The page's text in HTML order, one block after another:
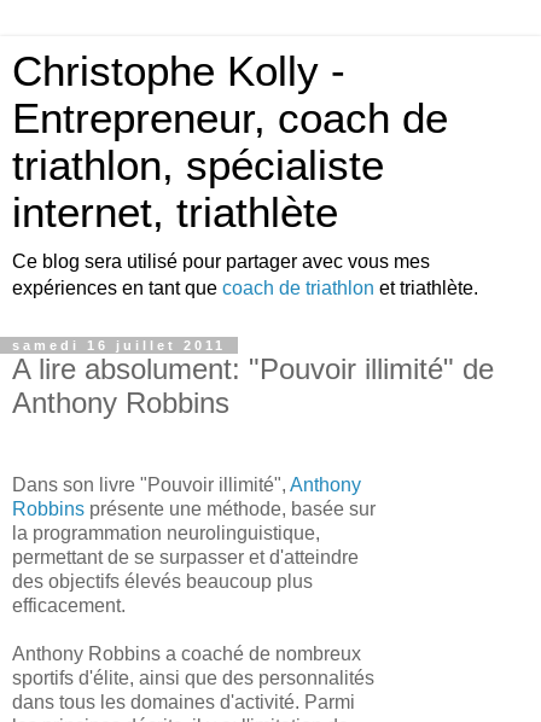
Christophe Kolly -
Entrepreneur, coach de
triathlon, spécialiste
internet, triathlète
Ce blog sera utilisé pour partager avec vous mes
expériences en tant que coach de triathlon et triathlète.
samedi 16 juillet 2011
A lire absolument: "Pouvoir illimité" de
Anthony Robbins
Dans son livre "Pouvoir illimité", Anthony
Robbins présente une méthode, basée sur
la programmation neurolinguistique,
permettant de se surpasser et d'atteindre
des objectifs élevés beaucoup plus
efficacement.
Anthony Robbins a coaché de nombreux
sportifs d'élite, ainsi que des personnalités
dans tous les domaines d'activité. Parmi